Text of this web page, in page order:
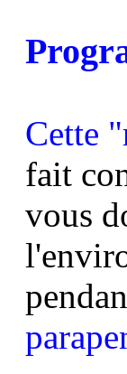
Cette
fait
vous